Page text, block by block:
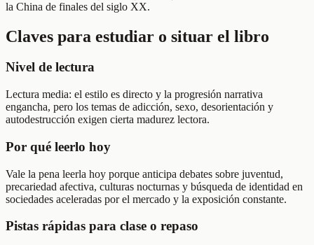
la China de finales del siglo XX.
Claves para estudiar o situar el libro
Nivel de lectura
Lectura media: el estilo es directo y la progresión narrativa
engancha, pero los temas de adicción, sexo, desorientación y
autodestrucción exigen cierta madurez lectora.
Por qué leerlo hoy
Vale la pena leerla hoy porque anticipa debates sobre juventud,
precariedad afectiva, culturas nocturnas y búsqueda de identidad en
sociedades aceleradas por el mercado y la exposición constante.
Pistas rápidas para clase o repaso